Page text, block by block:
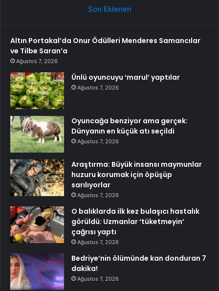
Son Eklenen
Altın Portakal’da Onur Ödülleri Menderes Samancılar
ve Tilbe Saran’a
Ağustos 7, 2026
Ünlü oyuncuyu ‘marul’ yaptılar
Ağustos 7, 2026
Oyuncağa benziyor ama gerçek:
Dünyanın en küçük atı seçildi
Ağustos 7, 2026
Araştırma: Büyük insansı maymunlar
huzuru korumak için öpüşüp
sarılıyorlar
Ağustos 7, 2026
O balıklarda ilk kez bulaşıcı hastalık
görüldü: Uzmanlar ‘tüketmeyin’
çağrısı yaptı
Ağustos 7, 2026
Bedriye’nin ölümünde kan donduran 7
dakika!
Ağustos 7, 2026